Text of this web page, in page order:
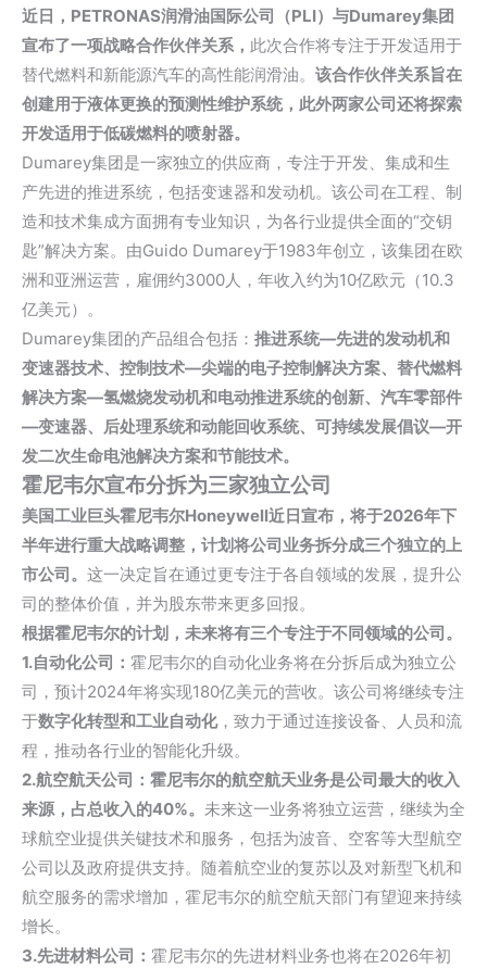
近日， PETRONAS润滑油国际公司（PLI）与Dumarey集团
宣布了一项战略合作伙伴关系， 此次合作将专注于开发适用于
替代燃料和新能源汽车的高性能润滑油。 该合作伙伴关系旨在
创建用于液体更换的预测性维护系统，此外两家公司还将探索
开发适用于低碳燃料的喷射器。
Dumarey集团是一家独立的供应商，专注于开发、集成和生
产先进的推进系统，包括变速器和发动机。该公司在工程、制
造和技术集成方面拥有专业知识，为各行业提供全面的“交钥
匙”解决方案。由Guido Dumarey于1983年创立，该集团在欧
洲和亚洲运营，雇佣约3000人，年收入约为10亿欧元（10.3
亿美元）。
Dumarey集团的产品组合包括： 推进系统—先进的发动机和
变速器技术、控制技术—尖端的电子控制解决方案、替代燃料
解决方案—氢燃烧发动机和电动推进系统的创新、汽车零部件
—变速器、后处理系统和动能回收系统、可持续发展倡议—开
发二次生命电池解决方案和节能技术。
霍尼韦尔宣布分拆为三家独立公司
美国工业巨头霍尼韦尔Honeywell近日宣布，将于2026年下
半年进行重大战略调整，计划将公司业务拆分成三个独立的上
市公司。 这一决定旨在通过更专注于各自领域的发展，提升公
司的整体价值，并为股东带来更多回报。
根据霍尼韦尔的计划，未来将有三个专注于不同领域的公司。
1.自动化公司： 霍尼韦尔的自动化业务将在分拆后成为独立公
司，预计2024年将实现180亿美元的营收。该公司将继续专注
于数字化转型和工业自动化，致力于通过连接设备、人员和流
程，推动各行业的智能化升级。
2.航空航天公司： 霍尼韦尔的航空航天业务是公司最大的收入
来源，占总收入的40%。 未来这一业务将独立运营，继续为全
球航空业提供关键技术和服务，包括为波音、空客等大型航空
公司以及政府提供支持。随着航空业的复苏以及对新型飞机和
航空服务的需求增加，霍尼韦尔的航空航天部门有望迎来持续
增长。
3.先进材料公司： 霍尼韦尔的先进材料业务也将在2026年初